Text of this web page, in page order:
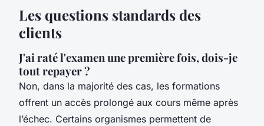
Les questions standards des
clients
J'ai raté l'examen une première fois, dois-je
tout repayer ?
Non, dans la majorité des cas, les formations
offrent un accès prolongé aux cours même après
l’échec. Certains organismes permettent de